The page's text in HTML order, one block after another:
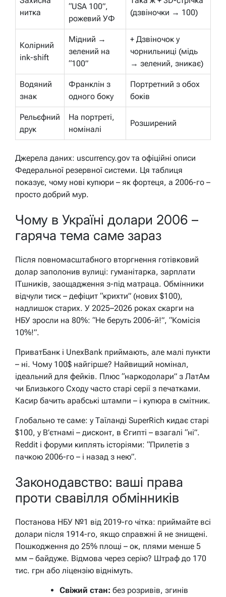
нитка
“USA 100”,
рожевий УФ
(дзвіночки → 100)
Колірний
ink-shift
Мідний →
зелений на
“100”
+ Дзвіночок у
чорнильниці (мідь
→ зелений, зникає)
Водяний
знак
Франклін з
одного боку
Портретний з обох
боків
Рельєфний
друк
На портреті,
номіналі
Розширений
Джерела даних: uscurrency.gov та офіційні описи
Федеральної резервної системи. Ця таблиця
показує, чому нові купюри – як фортеця, а 2006-го –
просто добрий мур.
Чому в Україні долари 2006 –
гаряча тема саме зараз
Після повномасштабного вторгнення готівковий
долар заполонив вулиці: гуманітарка, зарплати
ITшників, заощадження з-під матраца. Обмінники
відчули тиск – дефіцит “крихти” (нових $100),
надлишок старих. У 2025–2026 роках скарги на
НБУ зросли на 80%: “Не беруть 2006-й!”, “Комісія
10%!”.
ПриватБанк і UnexBank приймають, але малі пункти
– ні. Чому 100$ найгірше? Найвищий номінал,
ідеальний для фейків. Плюс “наркодолари” з ЛатАм
чи Близького Сходу часто старі серії з печатками.
Касир бачить арабські штампи – і купюра в смітник.
Глобально те саме: у Таїланді SuperRich кидає старі
$100, у В’єтнамі – дисконт, в Єгипті – взагалі “ні”.
Reddit і форуми киплять історіями: “Прилетів з
пачкою 2006-го – і назад з нею”.
Законодавство: ваші права
проти свавілля обмінників
Постановa НБУ №1 від 2019-го чітка: приймайте всі
долари після 1914-го, якщо справжні й не знищені.
Пошкодження до 25% площі – ок, плями менше 5
мм – байдуже. Відмова через серію? Штраф до 170
тис. грн або ліцензію віднімуть.
Свіжий стан: без розривів, згинів